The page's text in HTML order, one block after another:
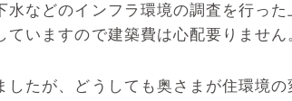
などのインフラ環境の調査を行っ
いますので建築費は心配要りません
したが、どうしても奥さまが住環境